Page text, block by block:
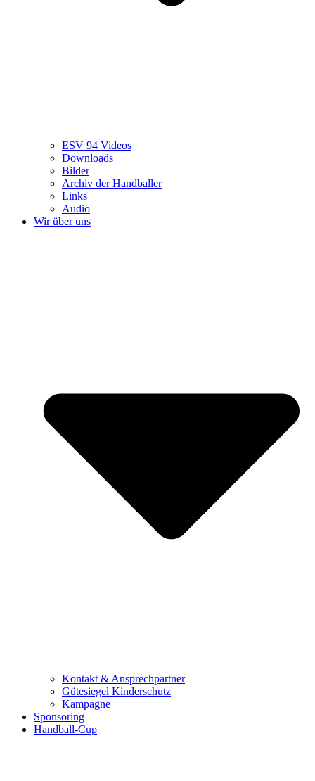
ESV 94 Videos
Downloads
Bilder
Archiv der Handballer
Links
Audio
Wir über uns
Kontakt & Ansprechpartner
Gütesiegel Kinderschutz
Kampagne
Sponsoring
Handball-Cup